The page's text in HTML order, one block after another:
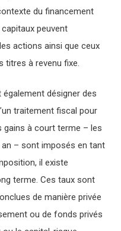
du financement
peuvent
actions ainsi que ceux
titres à revenu fixe.
désigner des
traitement fiscal pour
gains à court terme – les
– sont imposés en tant
il existe
terme. Ces taux sont
de manière privée
ou de fonds privés